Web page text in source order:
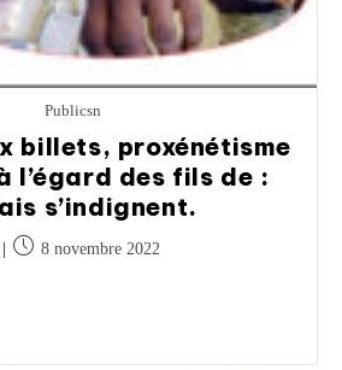
Publicsn
billets, proxénétisme
l’égard des fils de :
s’indignent.
8 novembre 2022